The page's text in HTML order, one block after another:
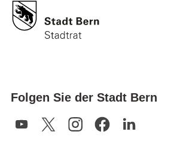
Folgen Sie der Stadt Bern